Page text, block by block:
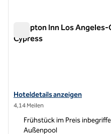
Hampton Inn Los
Cypress
Hoteldetails für das Hampton
Hoteldetails anzeigen
4,14 Meilen
Frühstück im Preis
Außenpool